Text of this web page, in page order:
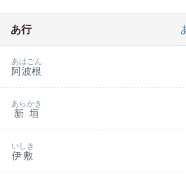
あ行
阿波根
あはごん
新垣
あらかき
伊敷
いしき